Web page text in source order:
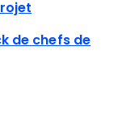
de chefs de